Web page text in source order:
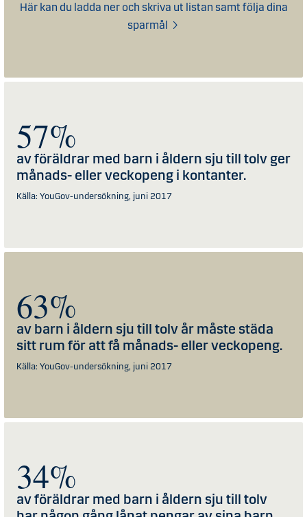
Här kan du ladda ner och skriva ut listan samt följa dina
sparmål
57
av föräldrar med barn i åldern sju till tolv ger
månads- eller veckopeng i kontanter.
Källa: YouGov-undersökning, juni 2017
63
av barn i åldern sju till tolv år måste städa
sitt rum för att få månads- eller veckopeng.
Källa: YouGov-undersökning, juni 2017
34
av föräldrar med barn i åldern sju till tolv